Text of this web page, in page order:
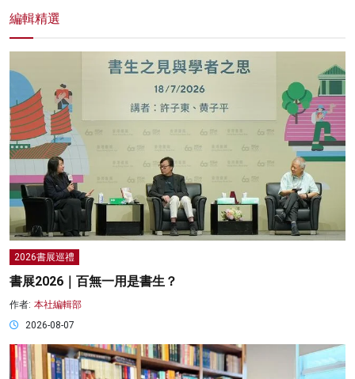
編輯精選
2026書展巡禮
書展2026｜百無一用是書生？
作者: 本社編輯部
2026-08-07